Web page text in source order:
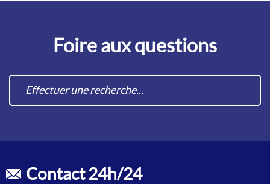
Foire aux questions
Contact 24h/24